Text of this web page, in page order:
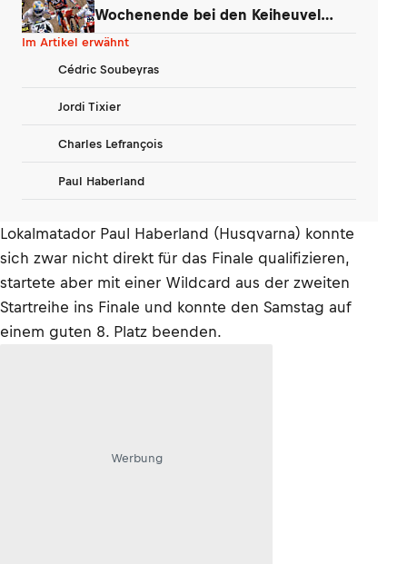
Wochenende bei den Keiheuvel
Masters in Mol
Im Artikel erwähnt
Cédric Soubeyras
Jordi Tixier
Charles Lefrançois
Paul Haberland
Lokalmatador Paul Haberland (Husqvarna) konnte
sich zwar nicht direkt für das Finale qualifizieren,
startete aber mit einer Wildcard aus der zweiten
Startreihe ins Finale und konnte den Samstag auf
einem guten 8. Platz beenden.
Werbung